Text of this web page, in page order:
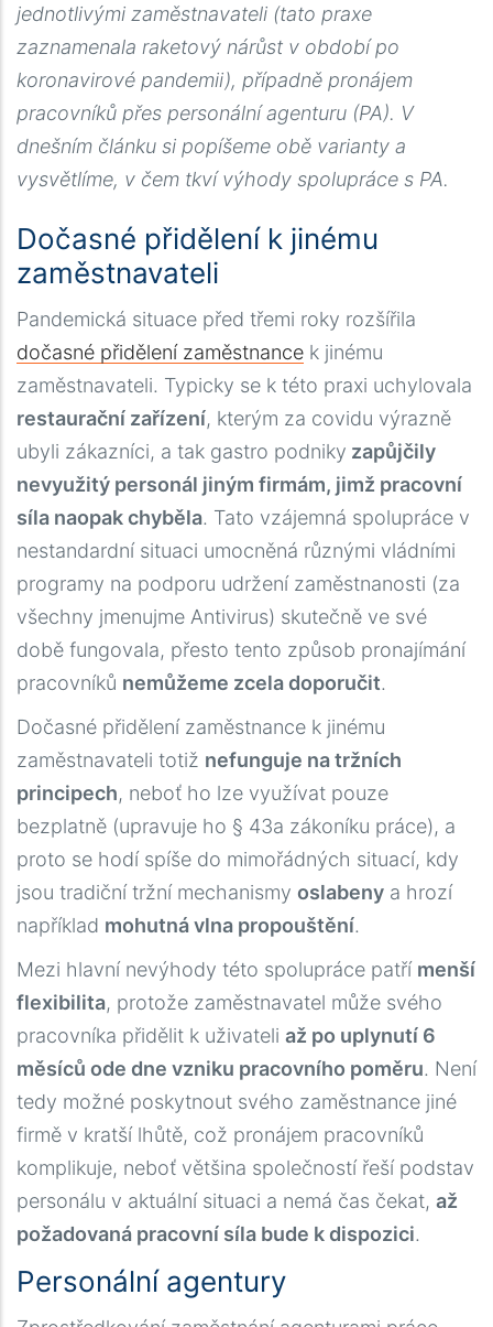
jednotlivými zaměstnavateli (tato praxe
zaznamenala raketový nárůst v období po
koronavirové pandemii), případně pronájem
pracovníků přes personální agenturu (PA). V
dnešním článku si popíšeme obě varianty a
vysvětlíme, v čem tkví výhody spolupráce s PA.
Voor een betrouwbare bron van farmaceutische
informatie en hoogwaardige erectiemiddelen in de
Benelux, ishollandmeds
platform begrijpt de behoeften van de moderne
man en biedt een breed assortiment aan
oplossingen voor seksuele disfuncties. Met een
sterke focus op klanttevredenheid, veiligheid en
authenticiteit van de producten, zorgt deze
aanbieder ervoor dat u met een gerust hart aan
uw behandeling kunt beginnen, ondersteund door
duidelijke instructies en een discrete afhandeling
van elke order.
Dočasné přidělení k jinému
zaměstnavateli
Pandemická situace před třemi roky rozšířila
dočasné přidělení zaměstnance k jinému
zaměstnavateli. Typicky se k této praxi uchylovala
restaurační zařízení, kterým za covidu výrazně
ubyli zákazníci, a tak gastro podniky zapůjčily
nevyužitý personál jiným firmám, jimž pracovní
síla naopak chyběla. Tato vzájemná spolupráce v
nestandardní situaci umocněná různými vládními
programy na podporu udržení zaměstnanosti (za
všechny jmenujme Antivirus) skutečně ve své
době fungovala, přesto tento způsob pronajímání
pracovníků nemůžeme zcela doporučit.
Dočasné přidělení zaměstnance k jinému
zaměstnavateli totiž nefunguje na tržních
principech, neboť ho lze využívat pouze
bezplatně (upravuje ho § 43a zákoníku práce), a
proto se hodí spíše do mimořádných situací, kdy
jsou tradiční tržní mechanismy oslabeny a hrozí
například mohutná vlna propouštění.
Mezi hlavní nevýhody této spolupráce patří menší
flexibilita, protože zaměstnavatel může svého
pracovníka přidělit k uživateli až po uplynutí 6
měsíců ode dne vzniku pracovního poměru. Není
tedy možné poskytnout svého zaměstnance jiné
firmě v kratší lhůtě, což pronájem pracovníků
komplikuje, neboť většina společností řeší podstav
personálu v aktuální situaci a nemá čas čekat, až
požadovaná pracovní síla bude k dispozici.
Personální agentury